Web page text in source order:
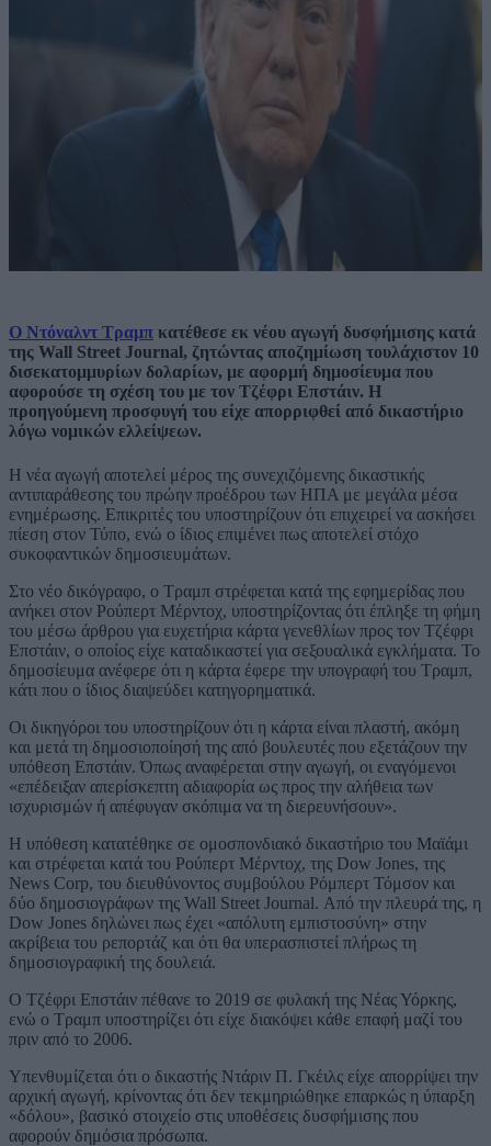
Ο Ντόναλντ Τραμπ κατέθεσε εκ νέου αγωγή δυσφήμισης κατά
της Wall Street Journal, ζητώντας αποζημίωση τουλάχιστον 10
δισεκατομμυρίων δολαρίων, με αφορμή δημοσίευμα που
αφορούσε τη σχέση του με τον Τζέφρι Επστάιν. Η
προηγούμενη προσφυγή του είχε απορριφθεί από δικαστήριο
λόγω νομικών ελλείψεων.
Η νέα αγωγή αποτελεί μέρος της συνεχιζόμενης δικαστικής
αντιπαράθεσης του πρώην προέδρου των ΗΠΑ με μεγάλα μέσα
ενημέρωσης. Επικριτές του υποστηρίζουν ότι επιχειρεί να ασκήσει
πίεση στον Τύπο, ενώ ο ίδιος επιμένει πως αποτελεί στόχο
συκοφαντικών δημοσιευμάτων.
Στο νέο δικόγραφο, ο Τραμπ στρέφεται κατά της εφημερίδας που
ανήκει στον Ρούπερτ Μέρντοχ, υποστηρίζοντας ότι έπληξε τη φήμη
του μέσω άρθρου για ευχετήρια κάρτα γενεθλίων προς τον Τζέφρι
Επστάιν, ο οποίος είχε καταδικαστεί για σεξουαλικά εγκλήματα. Το
δημοσίευμα ανέφερε ότι η κάρτα έφερε την υπογραφή του Τραμπ,
κάτι που ο ίδιος διαψεύδει κατηγορηματικά.
Οι δικηγόροι του υποστηρίζουν ότι η κάρτα είναι πλαστή, ακόμη
και μετά τη δημοσιοποίησή της από βουλευτές που εξετάζουν την
υπόθεση Επστάιν. Όπως αναφέρεται στην αγωγή, οι εναγόμενοι
«επέδειξαν απερίσκεπτη αδιαφορία ως προς την αλήθεια των
ισχυρισμών ή απέφυγαν σκόπιμα να τη διερευνήσουν».
Η υπόθεση κατατέθηκε σε ομοσπονδιακό δικαστήριο του Μαϊάμι
και στρέφεται κατά του Ρούπερτ Μέρντοχ, της Dow Jones, της
News Corp, του διευθύνοντος συμβούλου Ρόμπερτ Τόμσον και
δύο δημοσιογράφων της Wall Street Journal. Από την πλευρά της, η
Dow Jones δηλώνει πως έχει «απόλυτη εμπιστοσύνη» στην
ακρίβεια του ρεπορτάζ και ότι θα υπερασπιστεί πλήρως τη
δημοσιογραφική της δουλειά.
Ο Τζέφρι Επστάιν πέθανε το 2019 σε φυλακή της Νέας Υόρκης,
ενώ ο Τραμπ υποστηρίζει ότι είχε διακόψει κάθε επαφή μαζί του
πριν από το 2006.
Υπενθυμίζεται ότι ο δικαστής Ντάριν Π. Γκέιλς είχε απορρίψει την
αρχική αγωγή, κρίνοντας ότι δεν τεκμηριώθηκε επαρκώς η ύπαρξη
«δόλου», βασικό στοιχείο στις υποθέσεις δυσφήμισης που
αφορούν δημόσια πρόσωπα.